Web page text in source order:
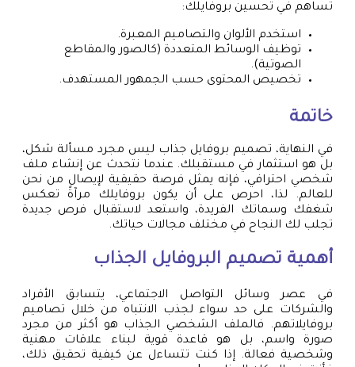
تساهم في تحسين بروفايلك:
استخدم الألوان والتصاميم المعبرة.
توظيف الوسائط المتعددة (كالصور والمقاطع
الصوتية).
تخصيص المحتوى حسب الجمهور المستهدف.
خاتمة
في النهاية، تصميم بروفايل جذاب ليس مجرد مسألة شكل،
بل هو استثمار في مستقبلك. عندما نتحدث عن إنشاء ملف
شخصي احترافي، فإنه يمثل فرصة حقيقية لإيصال من نحن
للعالم. لذا، احرص على أن يكون بروفايلك مرآةً تعكس
شغفك وسماتك الفريدة، واستعد لاستقبال فرص جديدة
تجلب لك النجاح في مختلف مجالات حياتك.
أهمية تصميم البروفايل الجذاب
في عصر وسائل التواصل الاجتماعي، يتسابق الأفراد
والشركات على حد سواء لجذب الانتباه من خلال تصاميم
بروفايلاتهم. فالملف الشخصي الجذاب هو أكثر من مجرد
صورة واسم، بل هو قاعدة قوية لبناء علاقات مهنية
وشخصية فعالة. إذا كنت تتساءل عن كيفية تحقيق ذلك،